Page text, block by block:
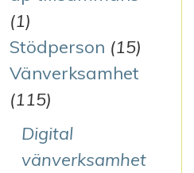
(1)
Stödperson (15)
Vänverksamhet
(115)
Digital
vänverksamhet